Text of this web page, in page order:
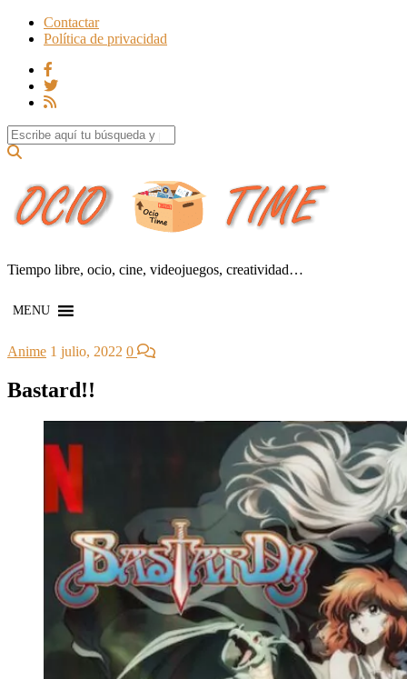
Contactar
Política de privacidad
Search for:
Tiempo libre, ocio, cine, videojuegos, creatividad…
MENU
Anime 1 julio, 2022 0
Bastard!!